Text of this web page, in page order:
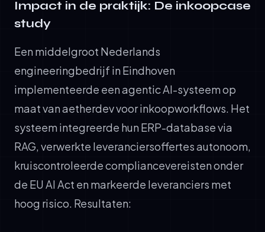
Impact in de praktijk: De inkoopcase
study
Een middelgroot Nederlands
engineeringbedrijf in Eindhoven
implementeerde een agentic AI-systeem op
maat van aetherdev voor inkoopworkflows. Het
systeem integreerde hun ERP-database via
RAG, verwerkte leveranciersoffertes autonoom,
kruiscontroleerde compliancevereisten onder
de EU AI Act en markeerde leveranciers met
hoog risico. Resultaten: